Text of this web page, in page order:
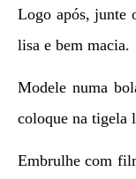
Logo após, junte
lisa e bem macia.
Modele numa
coloque na tigela
Embrulhe com